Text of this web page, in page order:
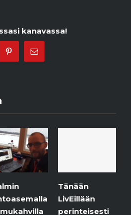
kanavassa!
PinterestEmail
Tänään
LivEillään
perinteisesti
6.12.2018